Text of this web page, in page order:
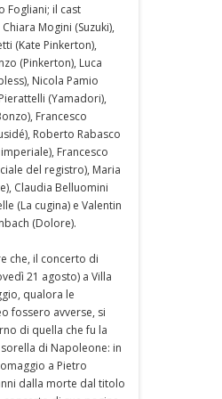
Fogliani; il cast
Mogini (Suzuki),
(Kate Pinkerton),
(Pinkerton), Luca
Nicola Pamio
(Yamadori),
Francesco
Roberto Rabasco
Francesco
del registro), Maria
Claudia Belluomini
(La cugina) e Valentin
(Dolore).
che, il concerto di
21 agosto) a Villa
qualora le
fossero avverse, si
di quella che fu la
di Napoleone: in
a Pietro
dalla morte dal titolo